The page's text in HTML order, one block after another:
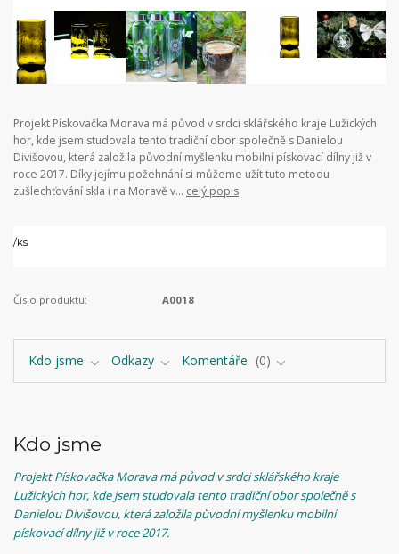
Projekt Pískovačka Morava má původ v srdci sklářského kraje Lužických
hor, kde jsem studovala tento tradiční obor společně s Danielou
Divišovou, která založila původní myšlenku mobilní pískovací dílny již v
roce 2017. Díky jejímu požehnání si můžeme užít tuto metodu
zušlechťování skla i na Moravě v... celý popis
/ks
Číslo produktu: A0018
Kdo jsme Odkazy Komentáře 0
Kdo jsme
Projekt Pískovačka Morava má původ v srdci sklářského kraje
Lužických hor, kde jsem studovala tento tradiční obor společně s
Danielou Divišovou, která založila původní myšlenku mobilní
pískovací dílny již v roce 2017.